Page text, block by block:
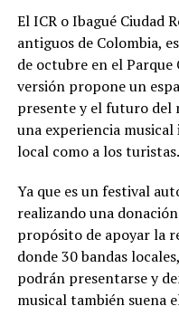
El ICR o Ibagué Ciudad
antiguos de Colombia,
de octubre en el
versión propone un
presente y el futuro del
una experiencia
local como a los turistas.
Ya que es un festival
realizando una
propósito de apoyar la
donde 30 bandas
podrán presentarse y
musical también suena